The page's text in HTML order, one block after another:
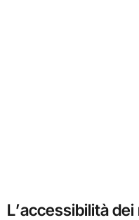
L’accessibilità